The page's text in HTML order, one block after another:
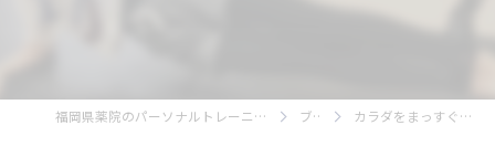
福岡県薬院のパーソナルトレーニングならBody Make Studio k.field ブログ カラダをまっすぐにキープすること。